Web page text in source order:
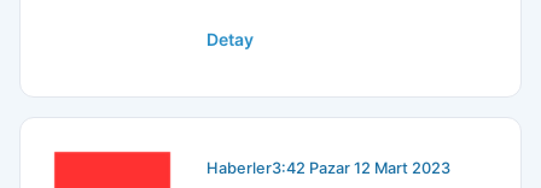
Detay
Haberler3:42 Pazar 12 Mart 2023